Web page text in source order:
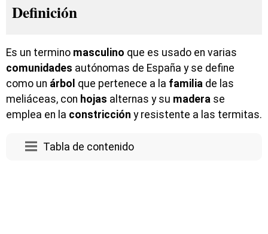
Definición
Es un termino masculino que es usado en varias
comunidades autónomas de España y se define
como un árbol que pertenece a la familia de las
meliáceas, con hojas alternas y su madera se
emplea en la constricción y resistente a las termitas.
Tabla de contenido